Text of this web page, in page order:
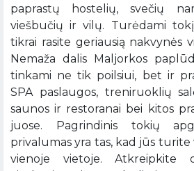
paprastų hostelių, svečių
viešbučių ir vilų. Turėdami
tikrai rasite geriausią nakvynės
Nemaža dalis Maljorkos
tinkami ne tik poilsiui, bet ir
SPA paslaugos, treniruoklių
saunos ir restoranai bei kitos
juose. Pagrindinis tokių
privalumas yra tas, kad jūs turite
vienoje vietoje. Atkreipkite